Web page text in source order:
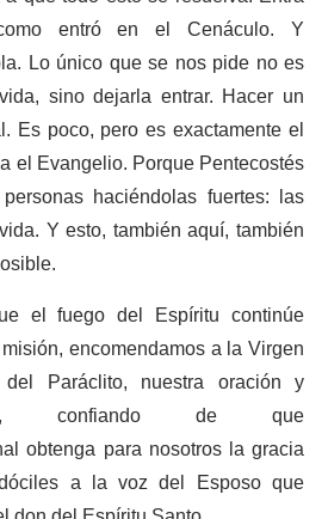
entró en el Cenáculo. Y
Lo único que se nos pide no es
sino dejarla entrar. Hacer un
Es poco, pero es exactamente el
el Evangelio. Porque Pentecostés
haciéndolas fuertes: las
Y esto, también aquí, también
el fuego del Espíritu continúe
encomendamos a la Virgen
Paráclito, nuestra oración y
confiando de que
obtenga para nosotros la gracia
a la voz del Esposo que